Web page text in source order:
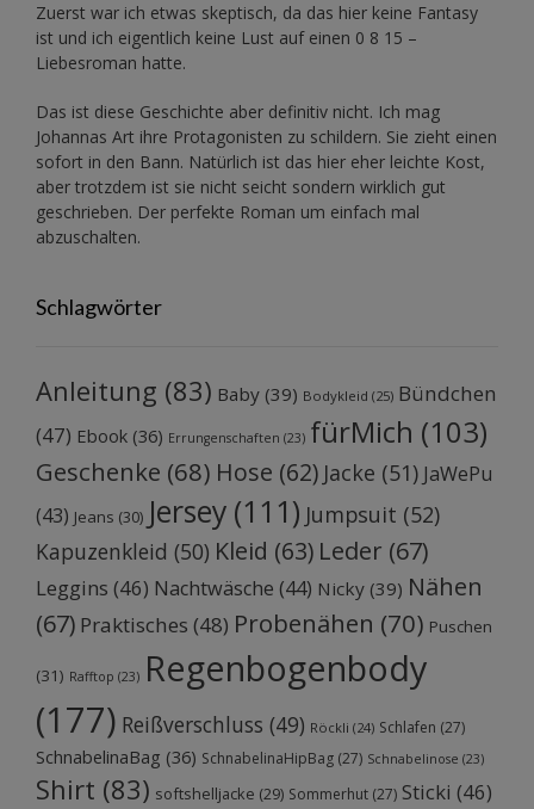
Zuerst war ich etwas skeptisch, da das hier keine Fantasy
ist und ich eigentlich keine Lust auf einen 0 8 15 –
Liebesroman hatte.
Das ist diese Geschichte aber definitiv nicht. Ich mag
Johannas Art ihre Protagonisten zu schildern. Sie zieht einen
sofort in den Bann. Natürlich ist das hier eher leichte Kost,
aber trotzdem ist sie nicht seicht sondern wirklich gut
geschrieben. Der perfekte Roman um einfach mal
abzuschalten.
Schlagwörter
Anleitung (83) Baby (39) Bodykleid (25) Bündchen
(47) Ebook (36) Errungenschaften (23) fürMich (103)
Geschenke (68) Hose (62) Jacke (51) JaWePu
(43) Jeans (30) Jersey (111) Jumpsuit (52)
Kapuzenkleid (50) Kleid (63) Leder (67)
Leggins (46) Nachtwäsche (44) Nicky (39) Nähen
(67) Praktisches (48) Probenähen (70) Puschen
(31) Rafftop (23) Regenbogenbody
(177) Reißverschluss (49) Röckli (24) Schlafen (27)
SchnabelinaBag (36) SchnabelinaHipBag (27) Schnabelinose (23)
Shirt (83) softshelljacke (29) Sommerhut (27) Sticki (46)